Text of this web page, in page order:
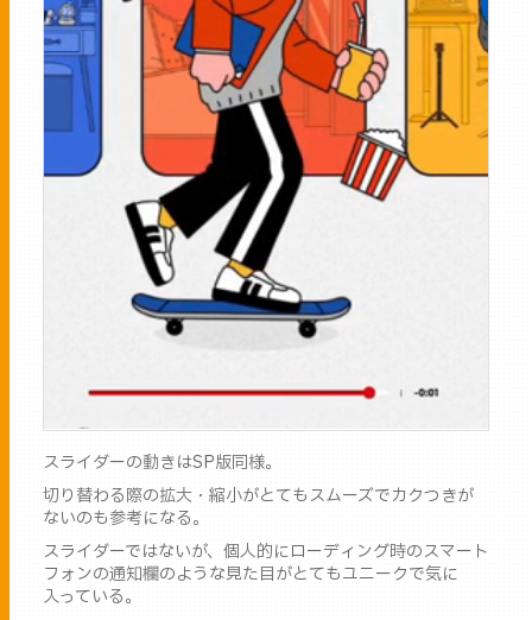
スライダーの動きはSP版同様。
切り替わる際の拡大・縮小がとてもスムーズでカクつきが
ないのも参考になる。
スライダーではないが、個人的にローディング時のスマート
フォンの通知欄のような見た目がとてもユニークで気に
入っている。